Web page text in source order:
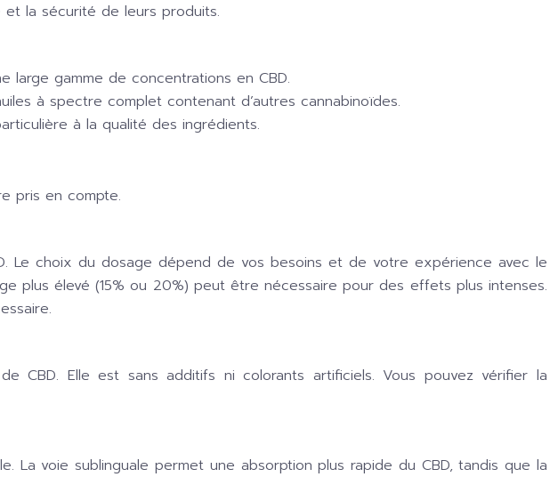
la sécurité de leurs produits.
gamme de concentrations en CBD.
à spectre complet contenant d’autres cannabinoïdes.
à la qualité des ingrédients.
pris en compte.
Le choix du dosage dépend de vos besoins et de votre expérience avec le
plus élevé (15% ou 20%) peut être nécessaire pour des effets plus intenses.
CBD. Elle est sans additifs ni colorants artificiels. Vous pouvez vérifier la
La voie sublinguale permet une absorption plus rapide du CBD, tandis que la